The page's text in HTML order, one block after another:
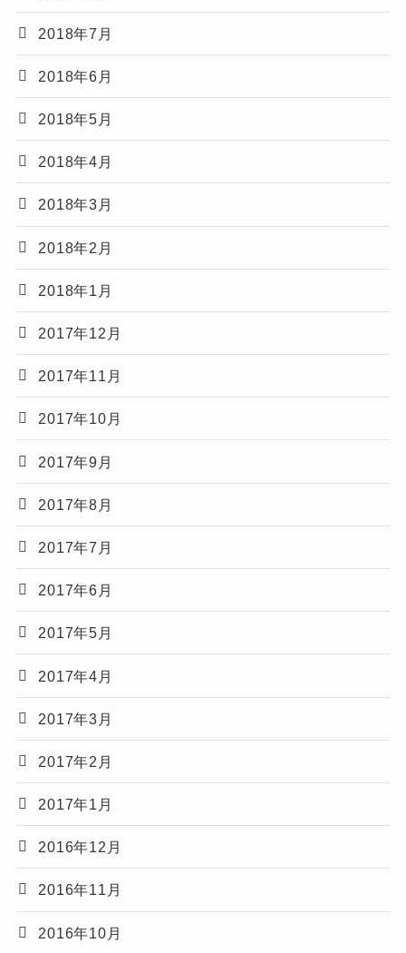
2018年7月
2018年6月
2018年5月
2018年4月
2018年3月
2018年2月
2018年1月
2017年12月
2017年11月
2017年10月
2017年9月
2017年8月
2017年7月
2017年6月
2017年5月
2017年4月
2017年3月
2017年2月
2017年1月
2016年12月
2016年11月
2016年10月